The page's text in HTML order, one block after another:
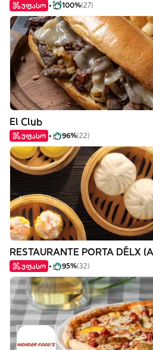
უფასო 100%(27)
El Club
უფასო 96%(22)
უფასო 95%(32)